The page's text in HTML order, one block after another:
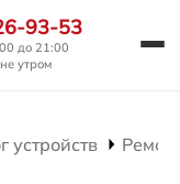
93-53
до 21:00
утром
устройств